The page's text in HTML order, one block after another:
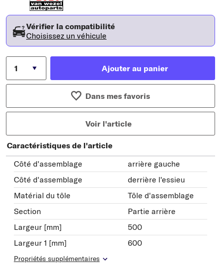
Vérifier la compatibilité
Choisissez un véhicule
Ajouter au panier
Dans mes favoris
Voir l'article
Caractéristiques de l'article
Côté d'assemblage
arrière gauche
Côté d'assemblage
derrière l'essieu
Matérial du tôle
Tôle d'assemblage
Section
Partie arrière
Largeur [mm]
500
Largeur 1 [mm]
600
Propriétés supplémentaires